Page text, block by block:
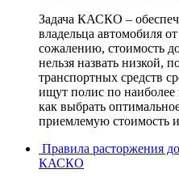
Задача КАСКО –
владельца автомобиля
сожалению, стоимость
нельзя назвать низкой,
транспортных средств
ищут полис по наиболее
как выбрать
приемлемую стоимость
Правила расторжения
КАСКО